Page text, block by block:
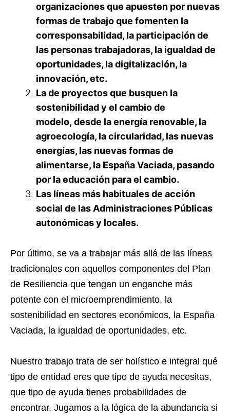
organizaciones que apuesten por nuevas
formas de trabajo que fomenten la
corresponsabilidad, la participación de
las personas trabajadoras, la igualdad de
oportunidades, la digitalización, la
innovación, etc.
La de proyectos que busquen la
sostenibilidad y el cambio de
modelo, desde la energía renovable, la
agroecología, la circularidad, las nuevas
energías, las nuevas formas de
alimentarse, la España Vaciada, pasando
por la educación para el cambio.
Las líneas más habituales de acción
social de las Administraciones Públicas
autonómicas y locales.
Por último, se va a trabajar más allá de las líneas
tradicionales con aquellos componentes del Plan
de Resiliencia que tengan un enganche más
potente con el microemprendimiento, la
sostenibilidad en sectores económicos, la España
Vaciada, la igualdad de oportunidades, etc.
Nuestro trabajo trata de ser holístico e integral qué
tipo de entidad eres que tipo de ayuda necesitas,
que tipo de ayuda tienes probabilidades de
encontrar. Jugamos a la lógica de la abundancia si